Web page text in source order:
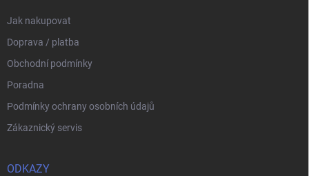
Jak nakupovat
Doprava / platba
Obchodní podmínky
Poradna
Podmínky ochrany osobních údajů
Zákaznický servis
ODKAZY